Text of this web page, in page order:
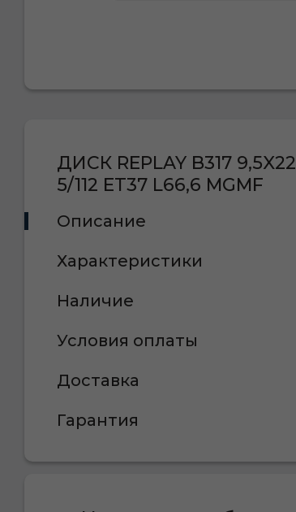
ДИСК REPLAY B317 9,5X22
5/112 ET37 L66,6 MGMF
Описание
Характеристики
Наличие
Условия оплаты
Доставка
Гарантия